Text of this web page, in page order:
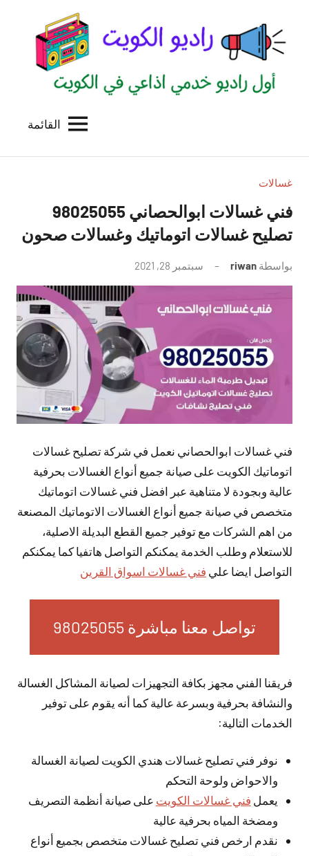
المحتوى
الكويت
للاعلانات
بالكويت
القائمة
غسالات
فني غسالات ابوالحصاني 98025055
تصليح غسالات اتوماتيك وغسالات صحون
بواسطة riwan سبتمبر 28, 2021
توجد
تعليقات
فني غسالات ابوالحصاني نعمل في شركة تصليح غسالات
اتوماتيك الكويت على صيانة جميع أنواع الغسالات بحرفية
عالية وبجودة لا متناهية عبر افضل فني غسالات اتوماتيك
متخصص في صيانة جميع أنواع الغسالات الاتوماتيك المصنعة
من اهم الشركات مع توفير جميع القطع البديلة الاصلية،
للاستعلام وطلب الخدمة يمكنكم التواصل هاتفيا كما يمكنكم
التواصل ايضا علي فني غسالات اسواق القرين
تواصل معنا مباشرة 98025055
فريقنا الفني مجهز بكافة التجهيزات لصيانة المشاكل الغسالة
والنشافة بحرفية وبسرعة عالية كما أنه يقوم على توفير
الخدمات التالية:
نوفر فني تصليح غسالات هندي الكويت لصيانة الغسالة
والاحواض ولوحة التحكم
يعمل فني غسالات الكويت على صيانة أنظمة التصريف
ومضخة المياه بحرفية عالية
نقدم ارخص فني تصليح غسالات متخصص بجميع أنواع